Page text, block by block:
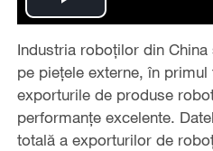
Play
Video
Industria roboților din
pe piețele externe, în
exporturile de produse
performanțe excelente.
totală a exporturilor de